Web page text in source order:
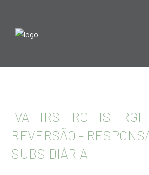
IVA – IRS –IRC – IS –
REVERSÃO –
SUBSIDIÁRIA